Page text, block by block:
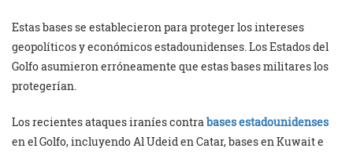
Estas bases se establecieron para proteger los intereses
geopolíticos y económicos estadounidenses. Los Estados del
Golfo asumieron erróneamente que estas bases militares los
protegerían.
Los recientes ataques iraníes contrabases estadounidenses
en el Golfo, incluyendo Al Udeid en Catar, bases en Kuwait e